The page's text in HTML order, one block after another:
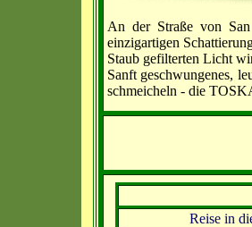
An der Straße von
einzigartigen
Staub gefilterten Licht
Sanft geschwungenes,
schmeicheln - die
Reise in